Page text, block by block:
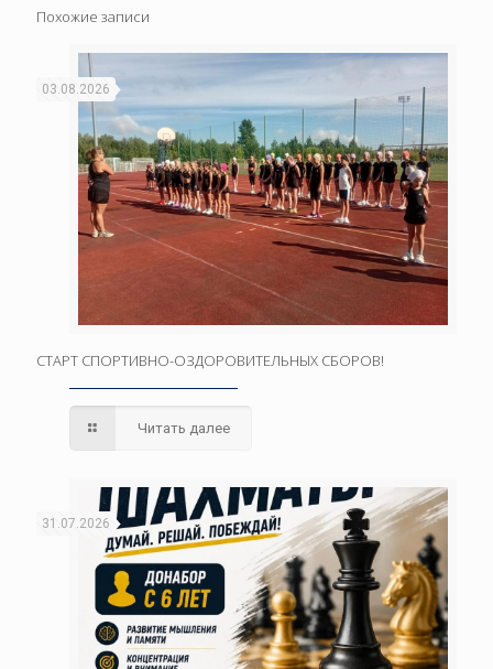
Похожие записи
03.08.2026
СТАРТ СПОРТИВНО-ОЗДОРОВИТЕЛЬНЫХ СБОРОВ!
Читать далее
31.07.2026